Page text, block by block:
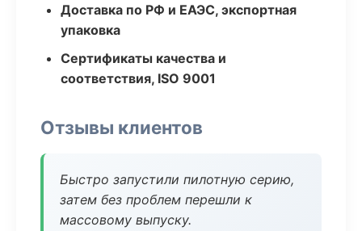
Доставка по РФ и ЕАЭС, экспортная
упаковка
Сертификаты качества и
соответствия, ISO 9001
Отзывы клиентов
Быстро запустили пилотную серию,
затем без проблем перешли к
массовому выпуску.